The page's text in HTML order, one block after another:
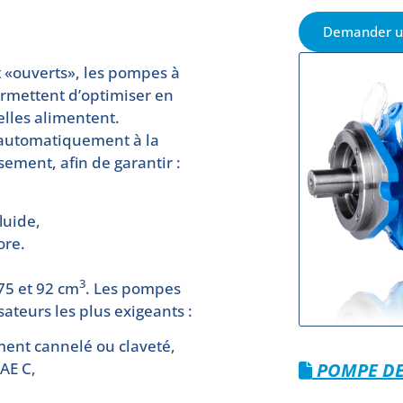
les pompes à
d’optimiser en
alimentent.
à la
afin de garantir :
et 92 cm3. Les pompes
les plus exigeants :
cannelé ou claveté,
C,
Demander
POMPE